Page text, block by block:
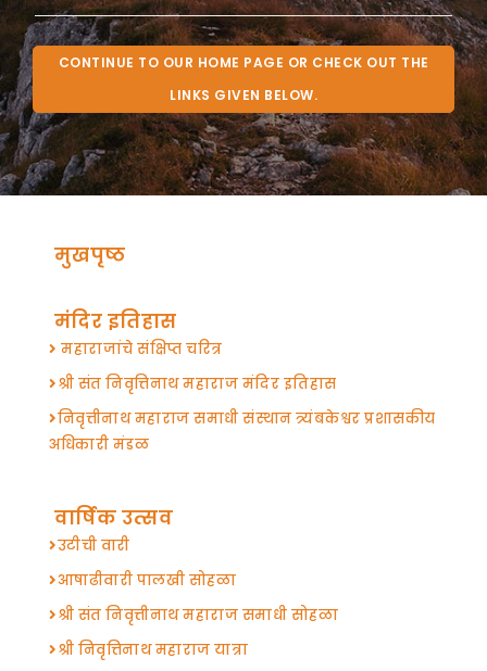
CONTINUE TO OUR HOME PAGE OR CHECK OUT THE
LINKS GIVEN BELOW.
मुखपृष्ठ
मंदिर इतिहास
महाराजांचे संक्षिप्त चरित्र
श्री संत निवृत्तिनाथ महाराज मंदिर इतिहास
निवृत्तीनाथ महाराज समाधी संस्थान त्र्यंबकेश्वर प्रशासकीय
अधिकारी मंडळ
वार्षिक उत्सव
उटीची वारी
आषाढीवारी पालखी सोहळा
श्री संत निवृत्तीनाथ महाराज समाधी सोहळा
श्री निवृत्तिनाथ महाराज यात्रा